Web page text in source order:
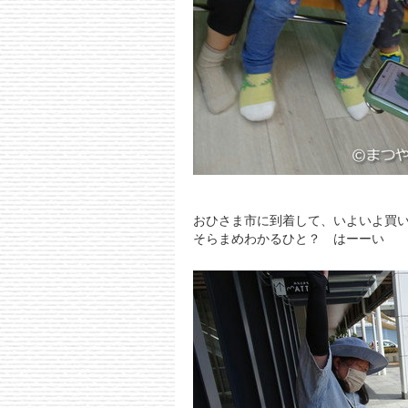
おひさま市に到着して、いよいよ買
そらまめわかるひと？ はーーい